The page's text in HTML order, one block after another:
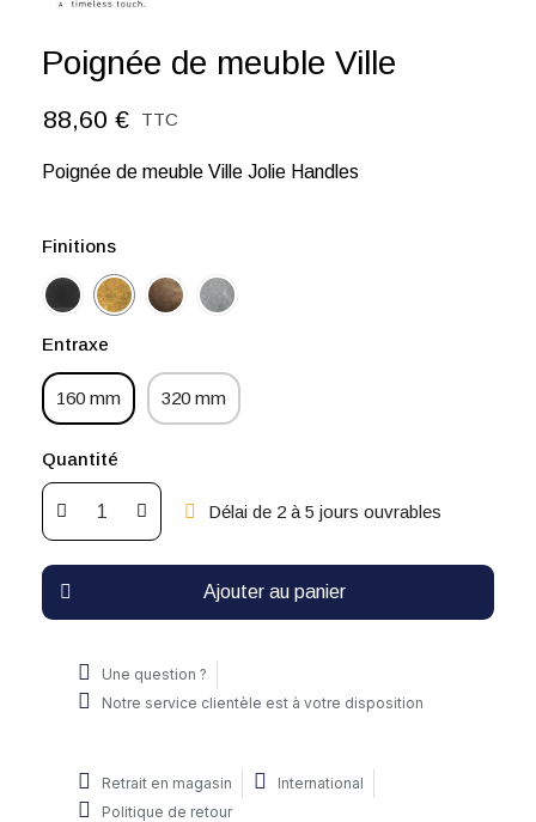
Poignée de meuble Ville
88,60 € TTC
Poignée de meuble Ville Jolie Handles
Finitions
Entraxe
160 mm 320 mm
Quantité
Délai de 2 à 5 jours ouvrables
Ajouter au panier
Une question ?
Notre service clientèle est à votre disposition
Retrait en magasin
International
Politique de retour